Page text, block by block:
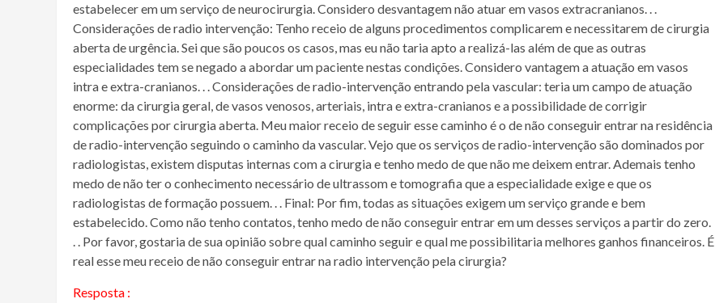
estabelecer em um serviço de neurocirurgia. Considero desvantagem não atuar em vasos extracranianos. . .
Considerações de radio intervenção: Tenho receio de alguns procedimentos complicarem e necessitarem de cirurgia
aberta de urgência. Sei que são poucos os casos, mas eu não taria apto a realizá-las além de que as outras
especialidades tem se negado a abordar um paciente nestas condições. Considero vantagem a atuação em vasos
intra e extra-cranianos. . . Considerações de radio-intervenção entrando pela vascular: teria um campo de atuação
enorme: da cirurgia geral, de vasos venosos, arteriais, intra e extra-cranianos e a possibilidade de corrigir
complicações por cirurgia aberta. Meu maior receio de seguir esse caminho é o de não conseguir entrar na residência
de radio-intervenção seguindo o caminho da vascular. Vejo que os serviços de radio-intervenção são dominados por
radiologistas, existem disputas internas com a cirurgia e tenho medo de que não me deixem entrar. Ademais tenho
medo de não ter o conhecimento necessário de ultrassom e tomografia que a especialidade exige e que os
radiologistas de formação possuem. . . Final: Por fim, todas as situações exigem um serviço grande e bem
estabelecido. Como não tenho contatos, tenho medo de não conseguir entrar em um desses serviços a partir do zero.
. . Por favor, gostaria de sua opinião sobre qual caminho seguir e qual me possibilitaria melhores ganhos financeiros. É
real esse meu receio de não conseguir entrar na radio intervenção pela cirurgia?
Resposta :